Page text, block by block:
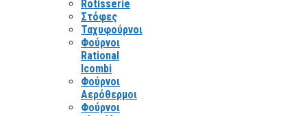
Rotisserie
Στόφες
Ταχυφούρνοι
Φούρνοι
Rational
Icombi
Φούρνοι
Αερόθερμοι
Φούρνοι